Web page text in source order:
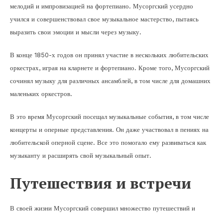
мелодий и импровизацией на фортепиано. Мусоргский усердно
учился и совершенствовал свое музыкальное мастерство, пытаясь
выразить свои эмоции и мысли через музыку.
В конце 1850-х годов он принял участие в нескольких любительских
оркестрах, играя на кларнете и фортепиано. Кроме того, Мусоргский
сочинял музыку для различных ансамблей, в том числе для домашних
маленьких оркестров.
В это время Мусоргский посещал музыкальные события, в том числе
концерты и оперные представления. Он даже участвовал в пениях на
любительской оперной сцене. Все это помогало ему развиваться как
музыканту и расширять свой музыкальный опыт.
Путешествия и встречи
В своей жизни Мусоргский совершил множество путешествий и